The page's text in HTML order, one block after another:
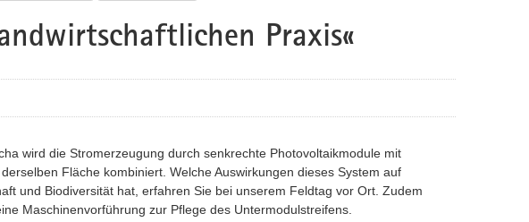
Praxis«
wird die Stromerzeugung durch senkrechte Photovoltaikmodule mit
Fläche kombiniert. Welche Auswirkungen dieses System auf
und Biodiversität hat, erfahren Sie bei unserem Feldtag vor Ort. Zudem
Maschinenvorführung zur Pflege des Untermodulstreifens.